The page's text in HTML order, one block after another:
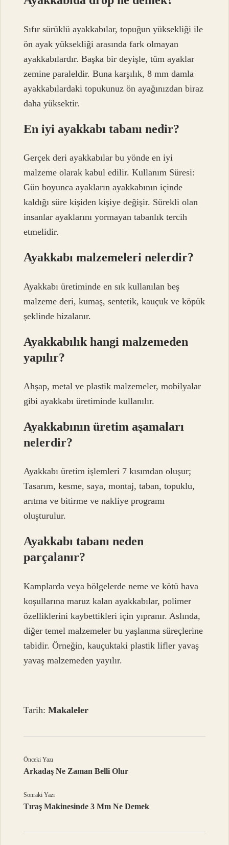
Sıfır sürüklü ayakkabılar, topuğun yüksekliği ile
ön ayak yüksekliği arasında fark olmayan
ayakkabılardır. Başka bir deyişle, tüm ayaklar
zemine paraleldir. Buna karşılık, 8 mm damla
ayakkabılardaki topukunuz ön ayağınızdan biraz
daha yüksektir.
En iyi ayakkabı tabanı nedir?
Gerçek deri ayakkabılar bu yönde en iyi
malzeme olarak kabul edilir. Kullanım Süresi:
Gün boyunca ayakların ayakkabının içinde
kaldığı süre kişiden kişiye değişir. Sürekli olan
insanlar ayaklarını yormayan tabanlık tercih
etmelidir.
Ayakkabı malzemeleri nelerdir?
Ayakkabı üretiminde en sık kullanılan beş
malzeme deri, kumaş, sentetik, kauçuk ve köpük
şeklinde hizalanır.
Ayakkabılık hangi malzemeden
yapılır?
Ahşap, metal ve plastik malzemeler, mobilyalar
gibi ayakkabı üretiminde kullanılır.
Ayakkabının üretim aşamaları
nelerdir?
Ayakkabı üretim işlemleri 7 kısımdan oluşur;
Tasarım, kesme, saya, montaj, taban, topuklu,
arıtma ve bitirme ve nakliye programı
oluşturulur.
Ayakkabı tabanı neden
parçalanır?
Kamplarda veya bölgelerde neme ve kötü hava
koşullarına maruz kalan ayakkabılar, polimer
özelliklerini kaybettikleri için yıpranır. Aslında,
diğer temel malzemeler bu yaşlanma süreçlerine
tabidir. Örneğin, kauçuktaki plastik lifler yavaş
yavaş malzemeden yayılır.
Tarih:Makaleler
Önceki Yazı
Arkadaş Ne Zaman Belli Olur
Sonraki Yazı
Tıraş Makinesinde 3 Mm Ne Demek